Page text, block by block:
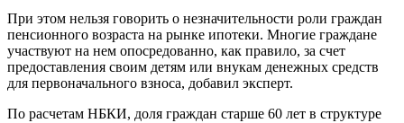
При этом нельзя говорить о незначительности роли граждан
пенсионного возраста на рынке ипотеки. Многие граждане
участвуют на нем опосредованно, как правило, за счет
предоставления своим детям или внукам денежных средств
для первоначального взноса, добавил эксперт.
По расчетам НБКИ, доля граждан старше 60 лет в структуре